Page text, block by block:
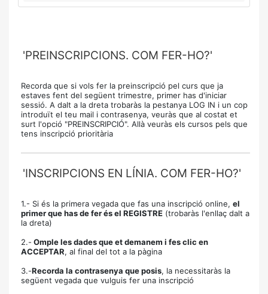
'PREINSCRIPCIONS. COM FER-HO?'
Recorda que si vols fer la preinscripció pel curs que ja
estaves fent del següent trimestre, primer has d'iniciar
sessió. A dalt a la dreta trobaràs la pestanya LOG IN i un cop
introduït el teu mail i contrasenya, veuràs que al costat et
surt l'opció "PREINSCRIPCIÓ". Allà veuràs els cursos pels que
tens inscripció prioritària
'INSCRIPCIONS EN LÍNIA. COM FER-HO?'
1.- Si és la primera vegada que fas una inscripció online, el
primer que has de fer és el REGISTRE (trobaràs l'enllaç dalt a
la dreta)
2.- Omple les dades que et demanem i fes clic en
ACCEPTAR, al final del tot a la pàgina
3.-Recorda la contrasenya que posis, la necessitaràs la
següent vegada que vulguis fer una inscripció